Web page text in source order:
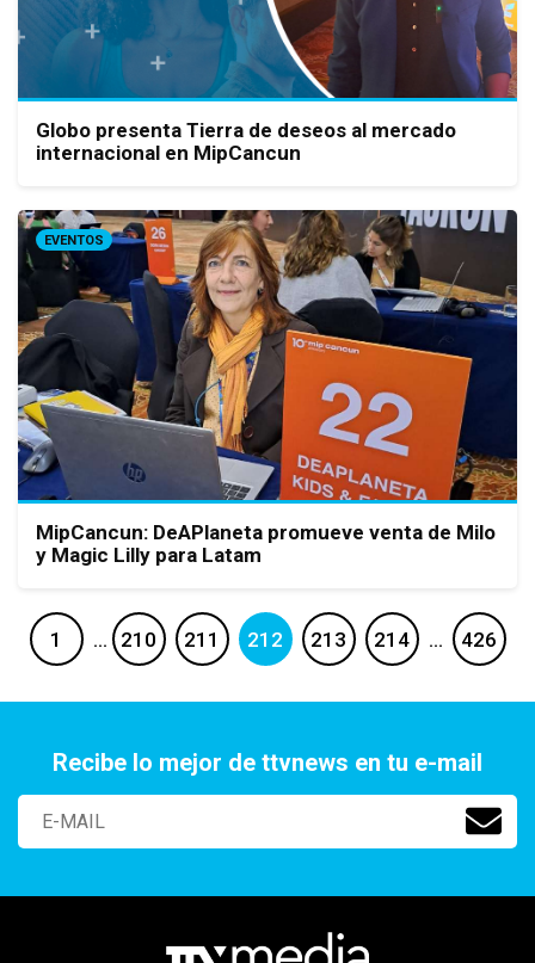
Globo presenta Tierra de deseos al mercado
internacional en MipCancun
EVENTOS
MipCancun: DeAPlaneta promueve venta de Milo
y Magic Lilly para Latam
1 … 210 211 212 213 214 … 426
Recibe lo mejor de ttvnews en tu e-mail